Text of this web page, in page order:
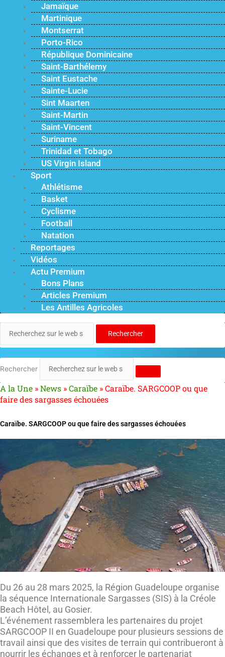
Jamaïque
Martinique
Montserrat
Porto-Rico
République Dominicaine
Saint-Barthélemy
Saint Eustache
Sainte-Lucie
Sint Maarten
Saint-Martin
Saint-Vincent
Suriname
Trinidad et Tobago
US Virgin Island
Sport
Athlétisme
Basket
Cyclisme
Football
Natation
Reportages
Vidéos
Actu Premium
Bons Plans
Articles Premium
Les Antilles Agricoles
Rechercher
Rechercher
A la Une »News »Caraïbe »Caraïbe. SARGCOOP ou que
faire des sargasses échouées
Caraïbe. SARGCOOP ou que faire des sargasses échouées
Du 26 au 28 mars 2025, la Région Guadeloupe organise
la séquence Internationale Sargasses (SIS) à la Créole
Beach Hôtel, au Gosier.
L’événement rassemblera les partenaires du projet
SARGCOOP II en Guadeloupe pour plusieurs sessions de
travail ainsi que des visites de terrain qui contribueront à
nourrir les échanges et à renforcer le partenariat